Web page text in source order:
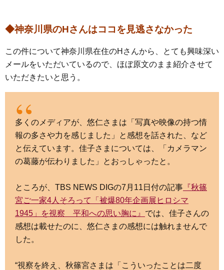
◆神奈川県のHさんはココを見逃さなかった
この件について神奈川県在住のHさんから、とても興味深い
メールをいただいているので、ほぼ原文のまま紹介させて
いただきたいと思う。
多くのメディアが、悠仁さまは「写真や映像の持つ情
報の多さや力を感じました」と感想を話された、など
と伝えています。佳子さまについては、「カメラマン
の葛藤が伝わりました」とおっしゃったと。
ところが、TBS NEWS DIGの7月11日付の記事 『秋篠
宮ご一家4人そろって「被爆80年企画展ヒロシマ
1945」を視察 平和への思い胸に』 では、佳子さんの
感想は載せたのに、悠仁さまの感想には触れませんで
した。
“視察を終え、秋篠宮さまは「こういったことは二度